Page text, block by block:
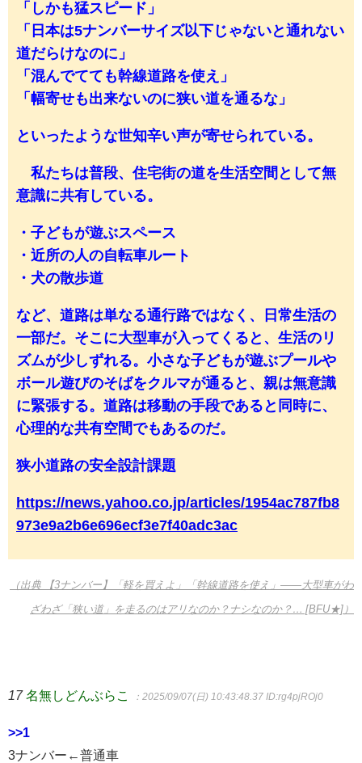
「しかも猛スピード」
「日本は5ナンバーサイズ以下じゃないと通れない
道だらけなのに」
「混んでてても幹線道路を使え」
「幅寄せも出来ないのに狭い道を通るな」
といったような世知辛い声が寄せられている。
私たちは普段、住宅街の道を生活空間として無
意識に共有している。
・子どもが遊ぶスペース
・近所の人の自転車ルート
・犬の散歩道
など、道路は単なる通行路ではなく、日常生活の
一部だ。そこに大型車が入ってくると、生活のリ
ズムが少しずれる。小さな子どもが遊ぶプールや
ボール遊びのそばをクルマが通ると、親は無意識
に緊張する。道路は移動の手段であると同時に、
心理的な共有空間でもあるのだ。
狭小道路の安全設計課題
https://news.yahoo.co.jp/articles/1954ac787fb8
973e9a2b6e696ecf3e7f40adc3ac
（出典 【3ナンバー】「軽を買えよ」「幹線道路を使え」――大型車がわ
ざわざ「狭い道」を走るのはアリなのか？ナシなのか？… [BFU★]）
17 名無しどんぶらこ ：2025/09/07(日) 10:43:48.37 ID:rg4pjROj0
>>1
3ナンバー←普通車